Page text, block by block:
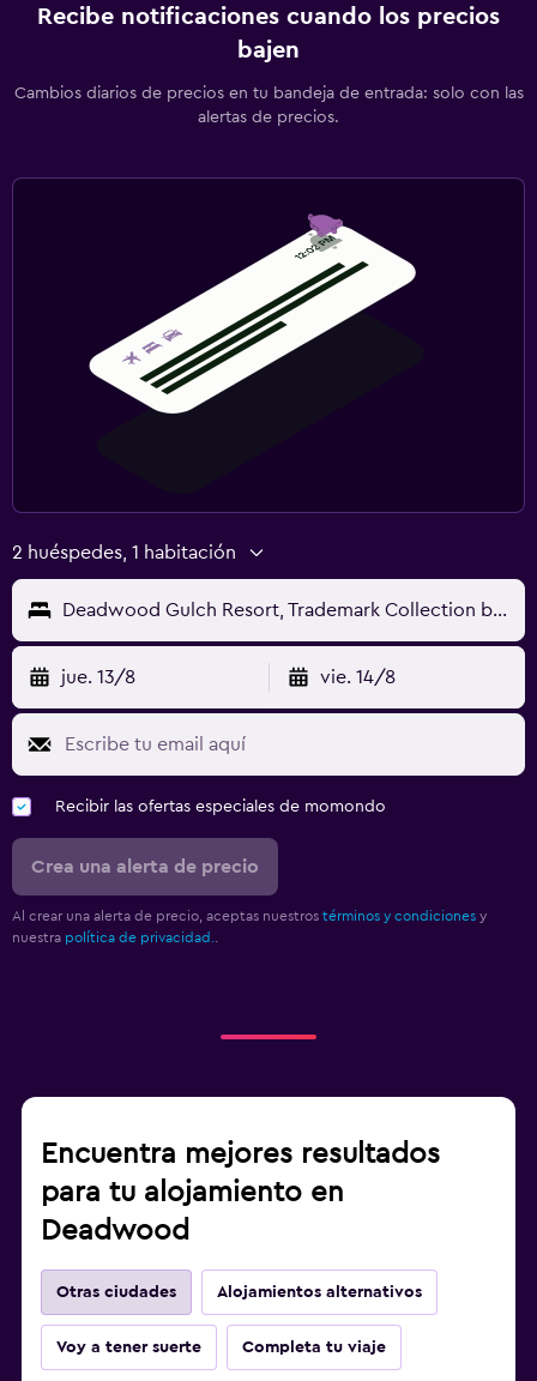
Recibe notificaciones cuando los precios
bajen
Cambios diarios de precios en tu bandeja de entrada: solo con las
alertas de precios.
2 huéspedes, 1 habitación
Deadwood Gulch Resort, Trademark Collection by Wyndham
jue. 13/8 vie. 14/8
Recibir las ofertas especiales de momondo
Crea una alerta de precio
Al crear una alerta de precio, aceptas nuestros términos y condiciones y
nuestra política de privacidad.
Encuentra mejores resultados
para tu alojamiento en
Deadwood
Otras ciudades Alojamientos alternativos
Voy a tener suerte Completa tu viaje